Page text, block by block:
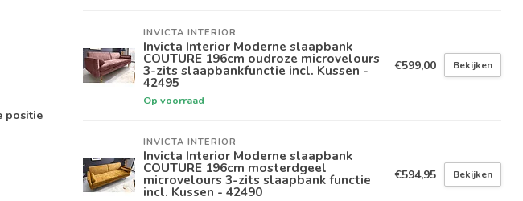
positie
INVICTA INTERIOR
Invicta Interior Moderne slaapbank
COUTURE 196cm oudroze microvelours
3-zits slaapbankfunctie incl. Kussen -
42495
Op voorraad
€599,00 Bekijken
INVICTA INTERIOR
Invicta Interior Moderne slaapbank
COUTURE 196cm mosterdgeel
microvelours 3-zits slaapbank functie
incl. Kussen - 42490
€594,95 Bekijken